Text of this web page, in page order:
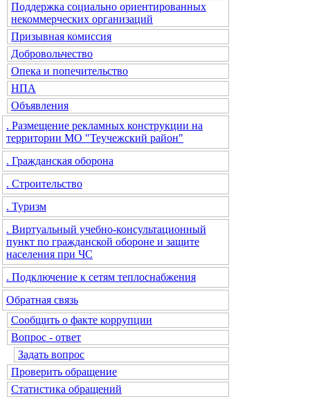
Поддержка социально ориентированных
некоммерческих организаций
Призывная комиссия
Добровольчество
Опека и попечительство
НПА
Объявления
. Размещение рекламных конструкции на
территории МО "Теучежский район"
. Гражданская оборона
. Строительство
. Туризм
. Виртуальный учебно-консультационный
пункт по гражданской обороне и защите
населения при ЧС
. Подключение к сетям теплоснабжения
Обратная связь
Сообщить о факте коррупции
Вопрос - ответ
Задать вопрос
Проверить обращение
Статистика обращений